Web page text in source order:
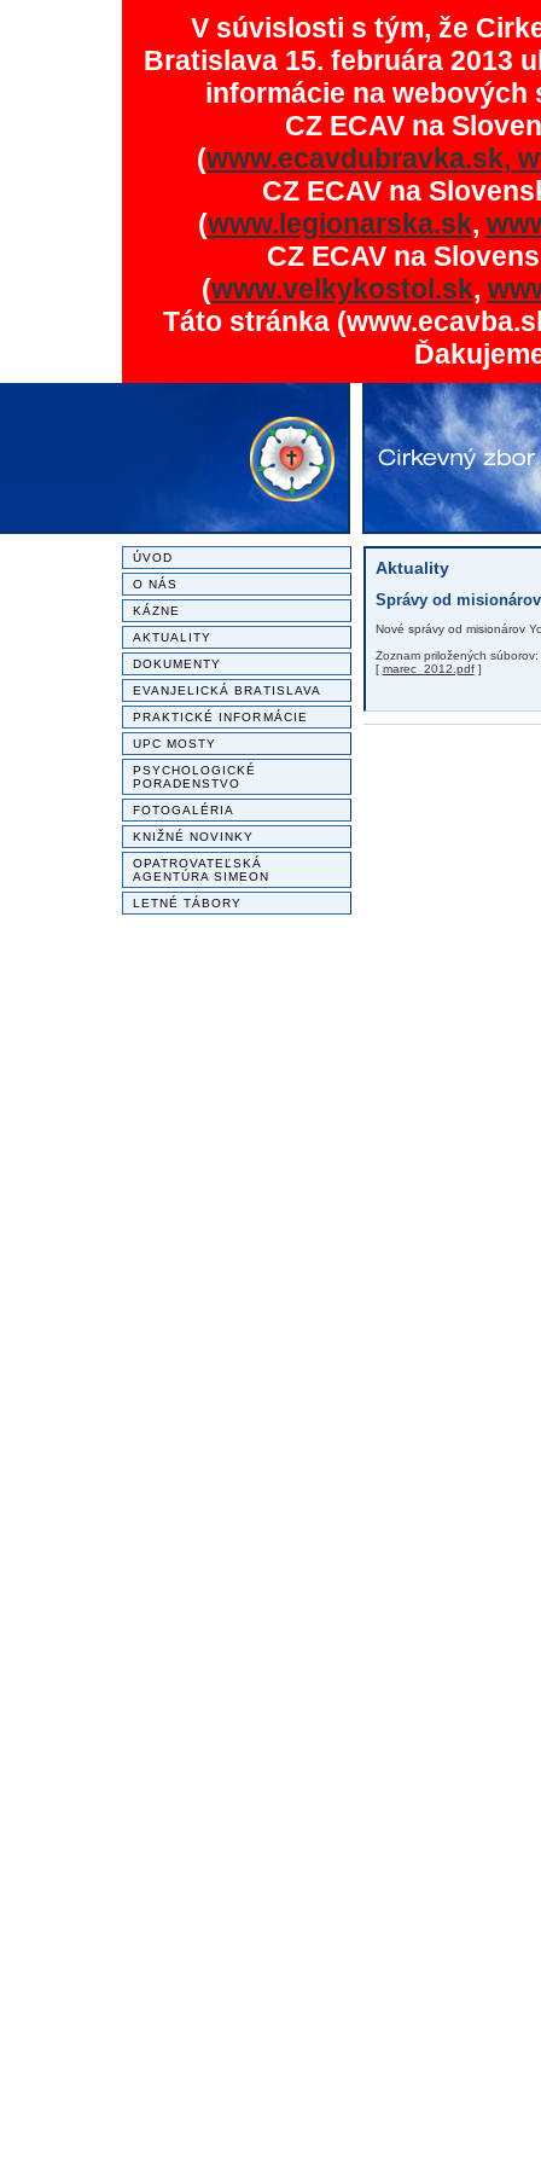
V súvislosti s tým, že
Bratislava 15. februára 2013
informácie na
CZ ECAV na
(www.ecavdubravka.sk,
CZ ECAV na
(www.legionarska.sk,
CZ ECAV na
(www.velkykostol.sk,
Táto stránka
ÚVOD
O NÁS
KÁZNE
AKTUALITY
DOKUMENTY
EVANJELICKÁ BRATISLAVA
PRAKTICKÉ INFORMÁCIE
UPC MOSTY
PSYCHOLOGICKÉ
PORADENSTVO
FOTOGALÉRIA
KNIŽNÉ NOVINKY
OPATROVATEĽSKÁ
AGENTÚRA SIMEON
LETNÉ TÁBORY
Aktuality
Správy od
Nové správy od misionárov
Zoznam priložených súborov:
[ marec_2012.pdf]